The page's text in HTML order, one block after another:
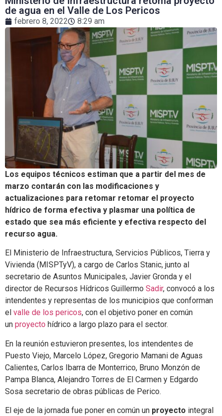
de agua en el Valle de Los Pericos
febrero 8, 2022 8:29 am
Los equipos técnicos estiman que a partir del mes de
marzo contarán con las modificaciones y
actualizaciones para retomar retomar el proyecto
hídrico de forma efectiva y plasmar una política de
estado que sea más eficiente y efectiva respecto del
recurso agua.
El Ministerio de Infraestructura, Servicios Públicos, Tierra y
Vivienda (MISPTyV), a cargo de Carlos Stanic, junto al
secretario de Asuntos Municipales, Javier Gronda y el
director de Recursos Hídricos Guillermo Sadir, convocó a los
intendentes y representas de los municipios que conforman
el valle de los pericos, con el objetivo poner en común
un proyecto hídrico a largo plazo para el sector.
En la reunión estuvieron presentes, los intendentes de
Puesto Viejo, Marcelo López, Gregorio Mamani de Aguas
Calientes, Carlos Ibarra de Monterrico, Bruno Monzón de
Pampa Blanca, Alejandro Torres de El Carmen y Edgardo
Sosa secretario de obras públicas de Perico.
El eje de la jornada fue poner en común un proyecto integral